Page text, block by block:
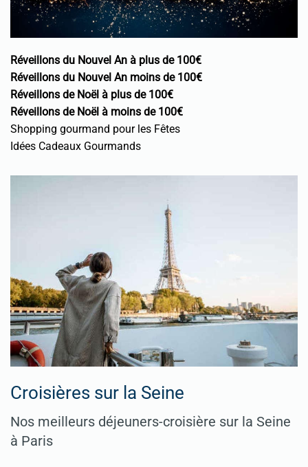
Réveillons du Nouvel An à plus de 100€
Réveillons du Nouvel An moins de 100€
Réveillons de Noël à plus de 100€
Réveillons de Noël à moins de 100€
Shopping gourmand pour les Fêtes
Idées Cadeaux Gourmands
Croisières sur la Seine
Nos meilleurs déjeuners-croisière sur la Seine
à Paris